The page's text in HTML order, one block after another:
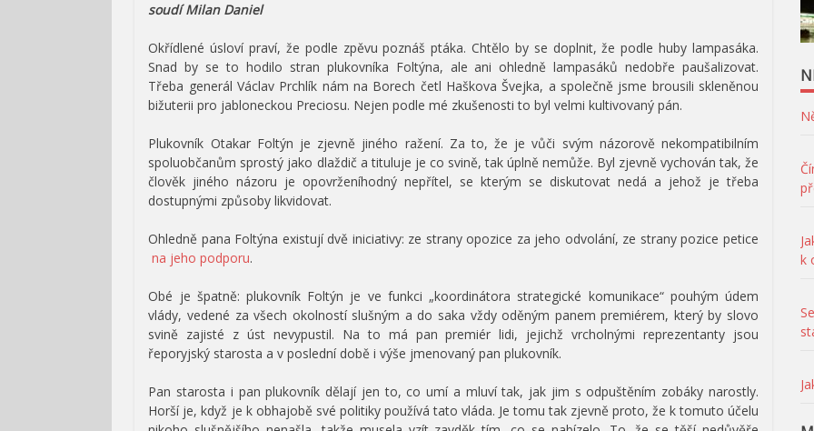
soudí Milan Daniel
Okřídlené úsloví praví, že podle zpěvu poznáš ptáka. Chtělo by se doplnit, že podle huby lampasáka.
Snad by se to hodilo stran plukovníka Foltýna, ale ani ohledně lampasáků nedobře paušalizovat.
Třeba generál Václav Prchlík nám na Borech četl Haškova Švejka, a společně jsme brousili skleněnou
bižuterii pro jabloneckou Preciosu. Nejen podle mé zkušenosti to byl velmi kultivovaný pán.
Plukovník Otakar Foltýn je zjevně jiného ražení. Za to, že je vůči svým názorově nekompatibilním
spoluobčanům sprostý jako dlaždič a tituluje je co svině, tak úplně nemůže. Byl zjevně vychován tak, že
člověk jiného názoru je opovrženíhodný nepřítel, se kterým se diskutovat nedá a jehož je třeba
dostupnými způsoby likvidovat.
Ohledně pana Foltýna existují dvě iniciativy: ze strany opozice za jeho odvolání, ze strany pozice petice
na jeho podporu.
Obé je špatně: plukovník Foltýn je ve funkci „koordinátora strategické komunikace“ pouhým údem
vlády, vedené za všech okolností slušným a do saka vždy oděným panem premiérem, který by slovo
svině zajisté z úst nevypustil. Na to má pan premiér lidi, jejichž vrcholnými reprezentanty jsou
řeporyjský starosta a v poslední době i výše jmenovaný pan plukovník.
Pan starosta i pan plukovník dělají jen to, co umí a mluví tak, jak jim s odpuštěním zobáky narostly.
Horší je, když je k obhajobě své politiky používá tato vláda. Je tomu tak zjevně proto, že k tomuto účelu
k